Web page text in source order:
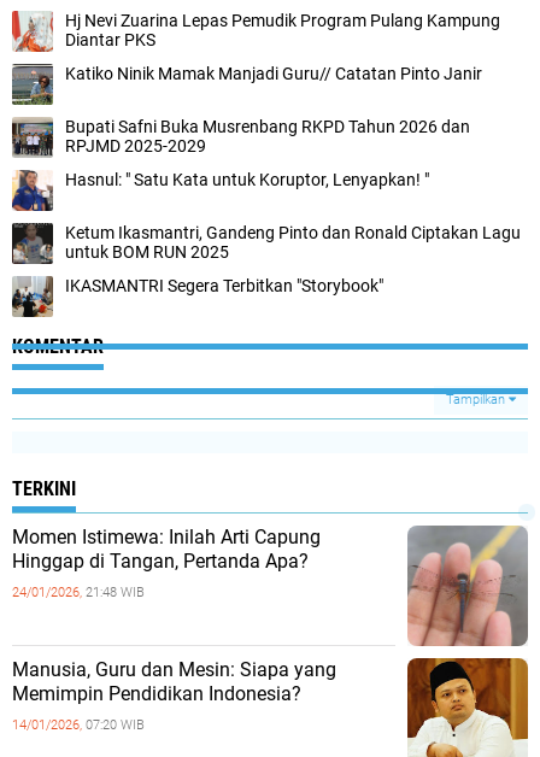
Hj Nevi Zuarina Lepas Pemudik Program Pulang Kampung
Diantar PKS
Katiko Ninik Mamak Manjadi Guru// Catatan Pinto Janir
Bupati Safni Buka Musrenbang RKPD Tahun 2026 dan
RPJMD 2025-2029
Hasnul: " Satu Kata untuk Koruptor, Lenyapkan! "
Ketum Ikasmantri, Gandeng Pinto dan Ronald Ciptakan Lagu
untuk BOM RUN 2025
IKASMANTRI Segera Terbitkan "Storybook"
KOMENTAR
Tampilkan
TERKINI
Momen Istimewa: Inilah Arti Capung
Hinggap di Tangan, Pertanda Apa?
24/01/2026, 21:48 WIB
Manusia, Guru dan Mesin: Siapa yang
Memimpin Pendidikan Indonesia?
14/01/2026, 07:20 WIB